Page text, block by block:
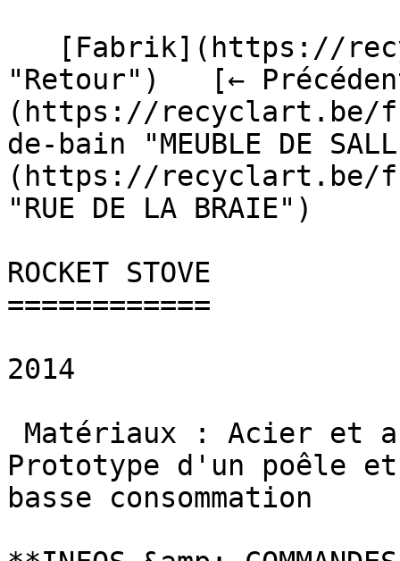
"Retour")   [←
(https://recyclart.be/
de-bain "MEUBLE DE
(https://recyclart.be/
"RUE DE LA BRAIE")
ROCKET STOVE
============
2014
Prototype d'un poêle
basse consommation